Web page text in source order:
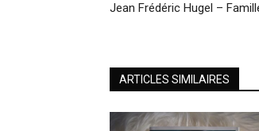
Jean Frédéric Hugel –
ARTICLES SIMILAIRES